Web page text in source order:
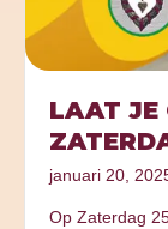
LAAT JE
januari 20,
Op Zaterdag